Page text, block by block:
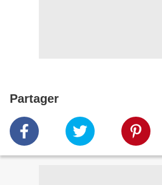
Partager